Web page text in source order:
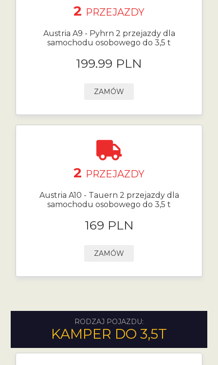
2 PRZEJAZDY
Austria A9 - Pyhrn 2 przejazdy dla
samochodu osobowego do 3,5 t
199.99 PLN
ZAMÓW
2 PRZEJAZDY
Austria A10 - Tauern 2 przejazdy dla
samochodu osobowego do 3,5 t
169 PLN
ZAMÓW
RODZAJ POJAZDU:
KAMPER DO 3,5T